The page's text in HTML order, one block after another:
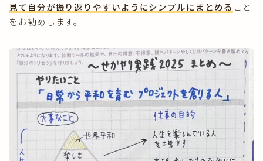
見て自分が振り返りやすいようにシンプルにまとめる こと
をお勧めします。